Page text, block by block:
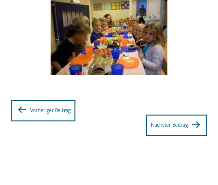
Beitragsnavigation
Vorheriger Beitrag
Nächster Beitrag